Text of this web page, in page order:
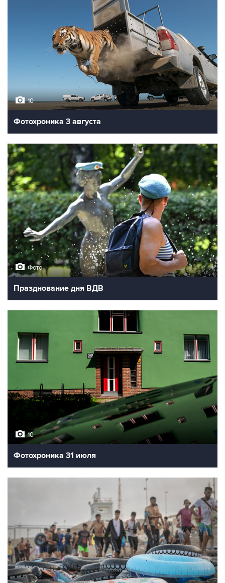
Фотохроника 5 августа
10
Фотохроника 4 августа
9
Обмеление Дуная
Фотохроника 3 августа